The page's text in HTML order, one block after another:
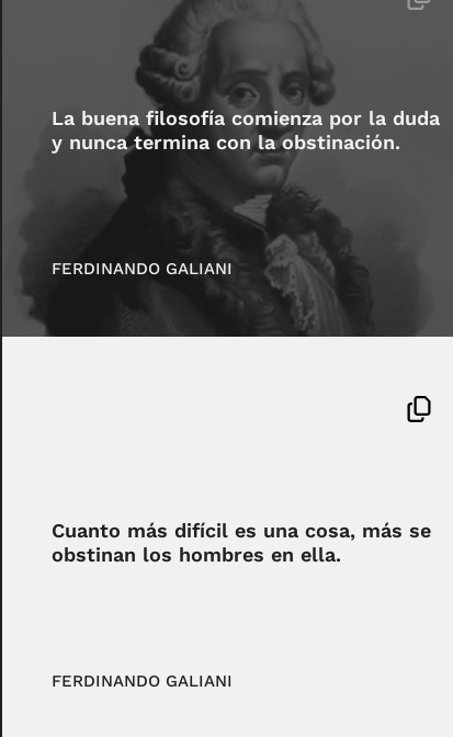
La buena filosofía comienza por la duda
y nunca termina con la obstinación.
FERDINANDO GALIANI
Cuanto más difícil es una cosa, más se
obstinan los hombres en ella.
FERDINANDO GALIANI